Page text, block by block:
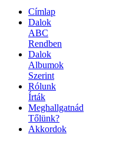
Címlap
Dalok
ABC
Rendben
Dalok
Albumok
Szerint
Rólunk
Írták
Meghallgatnád
Tőlünk?
Akkordok